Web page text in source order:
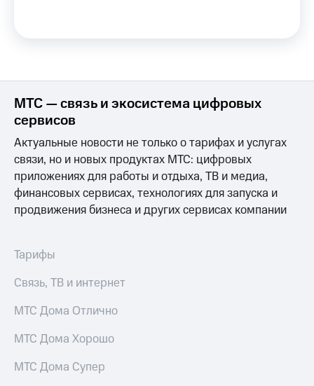
МТС
Все
приложения
Инвестиции
Получайте
доход
онлайн
Страхование
Скидка 30%
на связь
МТС
Деньги
МТС
Накопления
и получайте
доход 15%
Акции
Условия
пополнения
Скидка
30%
на связь
и МТС Супер
дешевле
при оплате
МТС Деньги
Обзоры
товаров
МТС — связь и экосистема цифровых
сервисов
Актуальные новости не только о тарифах и услугах
связи, но и новых продуктах МТС: цифровых
приложениях для работы и отдыха, ТВ и медиа,
финансовых сервисах, технологиях для запуска и
продвижения бизнеса и других сервисах компании
Тарифы
Связь, ТВ и интернет
МТС Дома Отлично
МТС Дома Хорошо
МТС Дома Супер